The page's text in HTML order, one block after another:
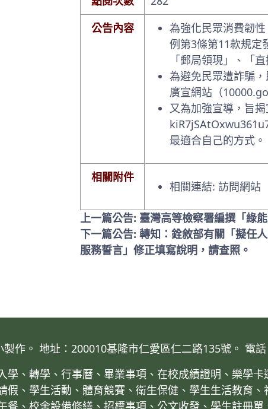
公告內容
為強化民眾消費韌
例第3條第11款規定
「郵局領現」、「
為避免民眾遭詐騙
廣宣網站（
又為加強宣導，旨
最適合自己的方式。
相關附件
相關連結: 訪問網站
上一篇公告: 臺灣高等檢察署編撰「綠
下一篇公告: 轉知：銓敘部有關「擬任
服務誓言」修正填寫說明，請查照。
作。 地址：200010基隆市仁愛區仁二路135號。 電
學、轉學、行事曆、畢業事項、在校成績證明、樂學
假、學生活動、體育競賽、衛生保健、學生生活教育、
餐、校舍設備修繕、招標事項、公文收發、學生註冊單